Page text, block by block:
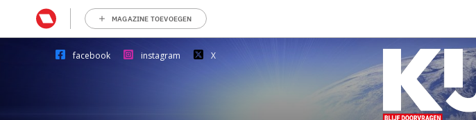
MAGAZINE TOEVOEGEN
facebook instagram X